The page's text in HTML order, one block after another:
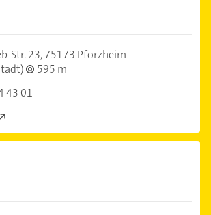
Str. 23,75173 Pforzheim
595 m
43 01